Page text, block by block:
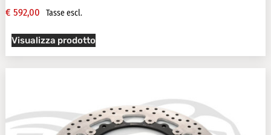
€ 592,00 Tasse escl.
Visualizza prodotto